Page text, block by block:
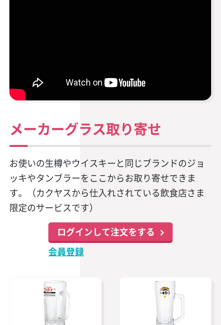
メーカーグラス取り寄せ
お使いの生樽やウイスキーと同じブランドのジョ
ッキやタンブラーをここからお取り寄せできま
す。（カクヤスから仕入れされている飲食店さま
限定のサービスです）
ログインして注文をする
会員登録